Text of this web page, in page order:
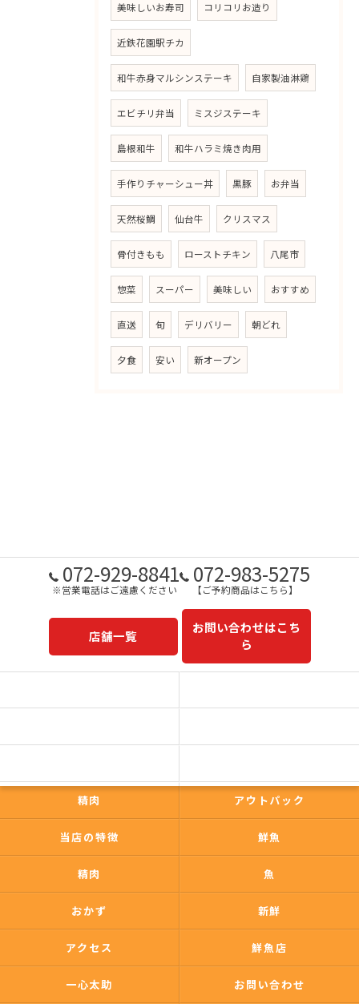
美味しいお寿司 コリコリお造り
近鉄花園駅チカ
和牛赤身マルシンステーキ 自家製油淋鶏
エビチリ弁当 ミスジステーキ
島根和牛 和牛ハラミ焼き肉用
手作りチャーシュー丼 黒豚 お弁当
天然桜鯛 仙台牛 クリスマス
骨付きもも ローストチキン 八尾市
惣菜 スーパー 美味しい おすすめ
直送 旬 デリバリー 朝どれ
夕食 安い 新オープン
072-929-8841
※営業電話はご遠慮ください
072-983-5275
【ご予約商品はこちら】
店舗一覧
お問い合わせはこち
ら
精肉 アウトパック
当店の特徴 鮮魚
精肉 魚
おかず 新鮮
アクセス 鮮魚店
一心太助 お問い合わせ